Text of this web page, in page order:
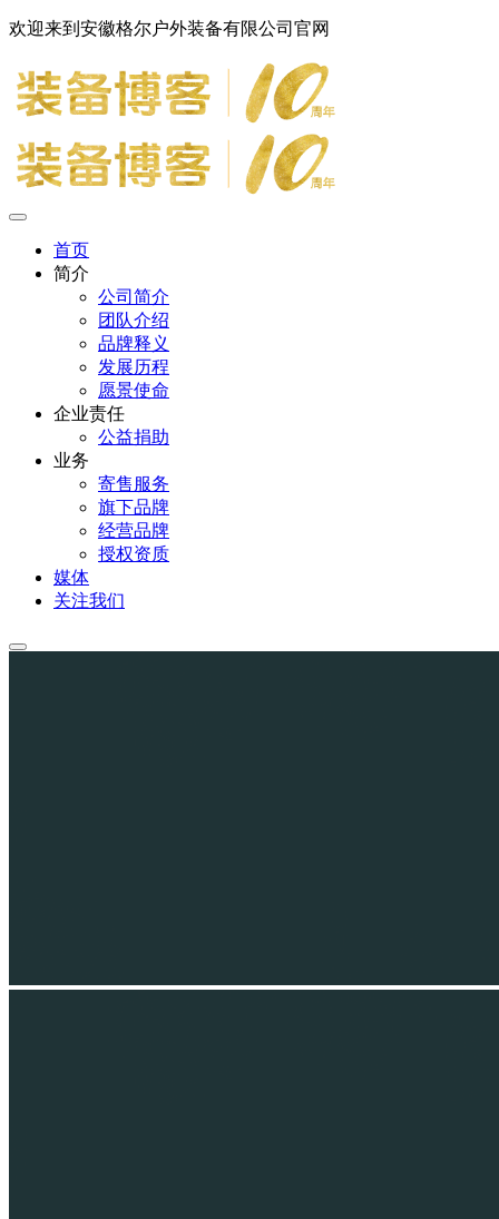
欢迎来到安徽格尔户外装备有限公司官网
首页
简介
公司简介
团队介绍
品牌释义
发展历程
愿景使命
企业责任
公益捐助
业务
寄售服务
旗下品牌
经营品牌
授权资质
媒体
关注我们